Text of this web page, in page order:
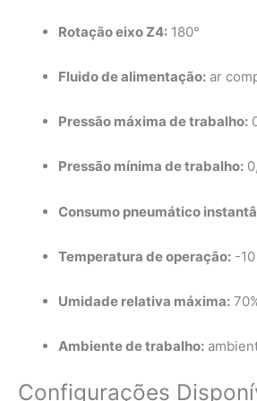
Rotação eixo Z4: 180°
Fluido de alimentação: ar
Pressão máxima de trabalho:
Pressão mínima de trabalho:
Consumo pneumático
Temperatura de operação: -
Umidade relativa máxima:
Ambiente de trabalho:
Configurações